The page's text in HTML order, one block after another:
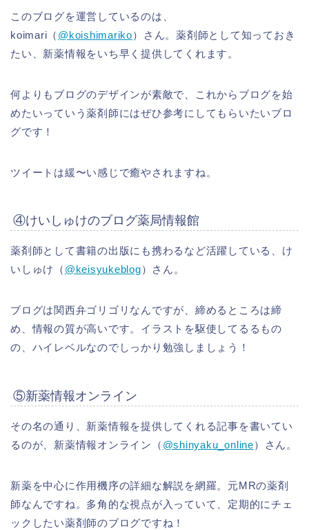
このブログを運営しているのは、
koimari（ @koishimariko）さん。薬剤師として知っておき
たい、新薬情報をいち早く提供してくれます。
何よりもブログのデザインが素敵で、これからブログを始
めたいっていう薬剤師にはぜひ参考にしてもらいたいブロ
グです！
ツイートは緩〜い感じで癒やされますね。
④けいしゅけのブログ薬局情報館
薬剤師として書籍の出版にも携わるなど活躍している、け
いしゅけ（ @keisyukeblog）さん。
ブログは関西弁ゴリゴリなんですが、締めるところは締
め、情報の質が高いです。イラストを駆使してるるもの
の、ハイレベルなのでしっかり勉強しましょう！
⑤新薬情報オンライン
その名の通り、新薬情報を提供してくれる記事を書いてい
るのが、新薬情報オンライン（ @shinyaku_online）さん。
新薬を中心に作用機序の詳細な解説を網羅。元MRの薬剤
師なんですね。多角的な視点が入っていて、定期的にチェ
ックしたい薬剤師のブログですね！